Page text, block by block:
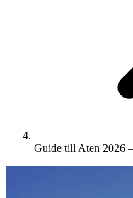
Guide till Aten 2026